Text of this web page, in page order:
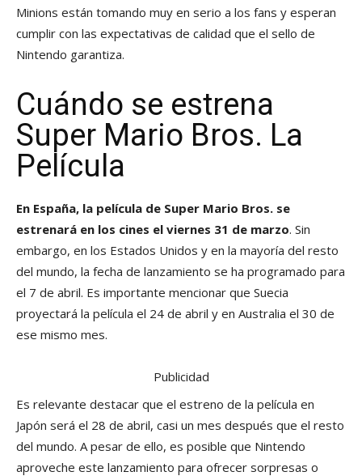
Minions están tomando muy en serio a los fans y esperan
cumplir con las expectativas de calidad que el sello de
Nintendo garantiza.
Cuándo se estrena
Super Mario Bros. La
Película
En España, la película de Super Mario Bros. se
estrenará en los cines el viernes 31 de marzo. Sin
embargo, en los Estados Unidos y en la mayoría del resto
del mundo, la fecha de lanzamiento se ha programado para
el 7 de abril. Es importante mencionar que Suecia
proyectará la película el 24 de abril y en Australia el 30 de
ese mismo mes.
Publicidad
Es relevante destacar que el estreno de la película en
Japón será el 28 de abril, casi un mes después que el resto
del mundo. A pesar de ello, es posible que Nintendo
aproveche este lanzamiento para ofrecer sorpresas o